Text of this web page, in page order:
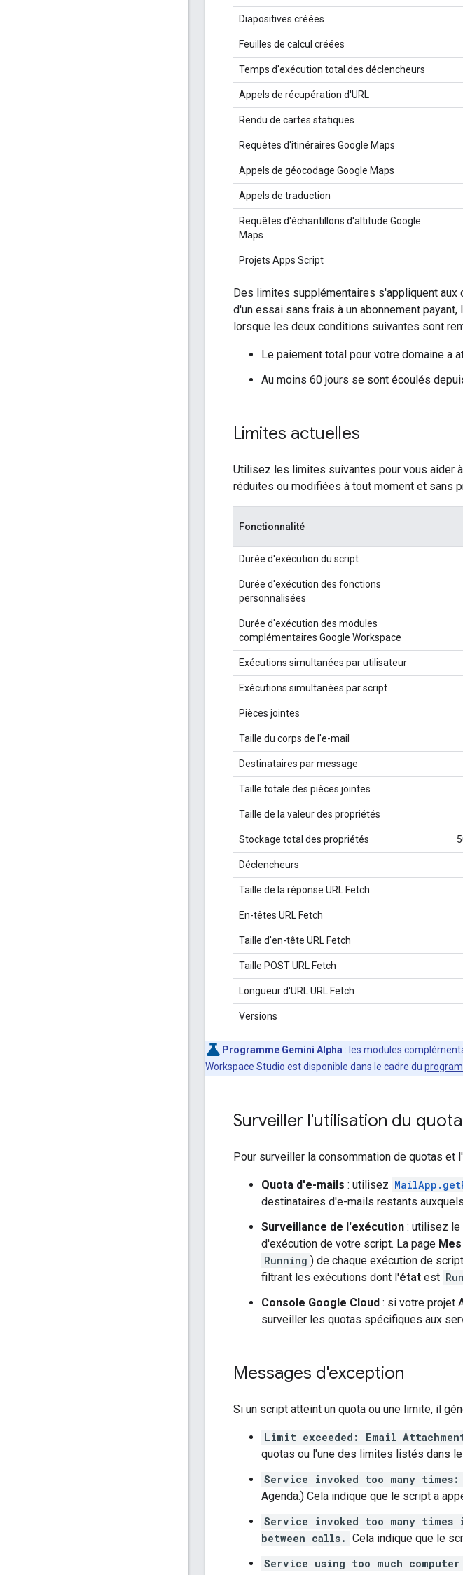
Diapositives créées
Feuilles de calcul créées
Temps d'exécution total des déclencheurs
Appels de récupération d'URL
Rendu de cartes statiques
Requêtes d'itinéraires Google Maps
Appels de géocodage Google Maps
Appels de traduction
Requêtes d'échantillons d'altitude Google
Maps
Projets Apps Script
Des limites supplémentaires s'appliquent
d'un essai sans frais à un abonnement
lorsque les deux conditions suivantes sont
Le paiement total pour votre domaine a
Au moins 60 jours se sont écoulés
Limites actuelles
Utilisez les limites suivantes pour vous aider
réduites ou modifiées à tout moment et sans
Fonctionnalité
Durée d'exécution du script
Durée d'exécution des fonctions
personnalisées
Durée d'exécution des modules
complémentaires Google Workspace
Exécutions simultanées par utilisateur
Exécutions simultanées par script
Pièces jointes
Taille du corps de l'e-mail
Destinataires par message
Taille totale des pièces jointes
Taille de la valeur des propriétés
Stockage total des propriétés
Déclencheurs
Taille de la réponse URL Fetch
En-têtes URL Fetch
Taille d'en-tête URL Fetch
Taille POST URL Fetch
Longueur d'URL URL Fetch
Versions
Programme Gemini Alpha : les modules
Workspace Studio est disponible dans le cadre du
Surveiller l'utilisation du quota
Pour surveiller la consommation de quotas
Quota d'e-mails : utilisez
destinataires d'e-mails restants
Surveillance de l'exécution : utilisez le
d'exécution de votre script. La page
Running ) de chaque exécution de
filtrant les exécutions dont l'état est
Console Google Cloud : si votre projet
surveiller les quotas spécifiques aux
Messages d'exception
Si un script atteint un quota ou une limite, il
Limit exceeded: Email
quotas ou l'une des limites listés dans
Service invoked too many times:
Agenda.) Cela indique que le script a
Service invoked too many
between calls. Cela indique que le
Service using too much